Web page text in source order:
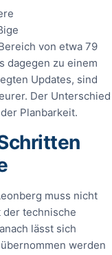
von etwa 79
dagegen zu einem
Updates, sind
Der Unterschied
Planbarkeit.
muss nicht
technische
lässt sich
werden